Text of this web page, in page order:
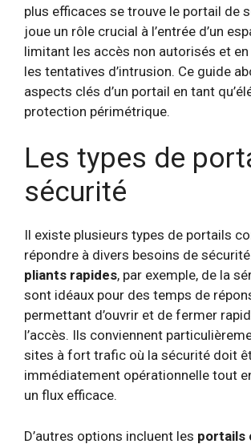
plus efficaces se trouve le portail de
joue un rôle crucial à l’entrée d’un
limitant les accès non autorisés et
les tentatives d’intrusion. Ce guide
aspects clés d’un portail en tant
protection périmétrique.
Les types de
sécurité
Il existe plusieurs types de portails
répondre à divers besoins de
pliants rapides, par exemple, de la
sont idéaux pour des temps de
permettant d’ouvrir et de fermer
l’accès. Ils conviennent
sites à fort trafic où la sécurité doit
immédiatement opérationnelle tout
un flux efficace.
D’autres options incluent les portails